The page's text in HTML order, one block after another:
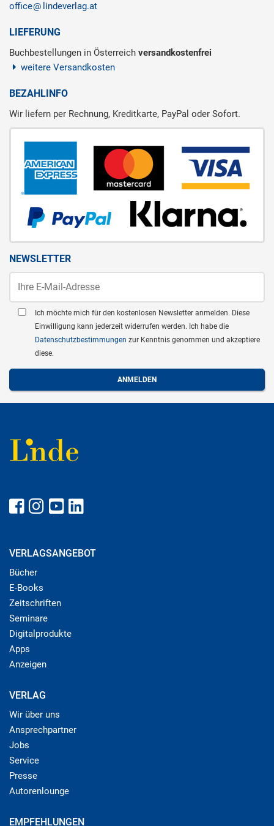
office
lindeverlag.at
LIEFERUNG
Buchbestellungen in Österreich versandkostenfrei
weitere Versandkosten
BEZAHLINFO
Wir liefern per Rechnung, Kreditkarte, PayPal oder Sofort.
NEWSLETTER
Ich möchte mich für den kostenlosen Newsletter anmelden. Diese
Einwilligung kann jederzeit widerrufen werden. Ich habe die
Datenschutzbestimmungen zur Kenntnis genommen und akzeptiere
diese.
VERLAGSANGEBOT
Bücher
E-Books
Zeitschriften
Seminare
Digitalprodukte
Apps
Anzeigen
VERLAG
Wir über uns
Ansprechpartner
Jobs
Service
Presse
Autorenlounge
EMPFEHLUNGEN